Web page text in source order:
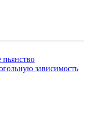
пьянство
зависимость